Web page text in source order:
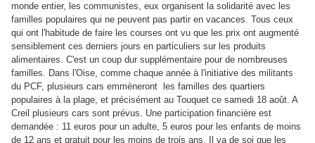
monde entier, les communistes, eux organisent la solidarité avec les
familles populaires qui ne peuvent pas partir en vacances. Tous ceux
qui ont l'habitude de faire les courses ont vu que les prix ont augmenté
sensiblement ces derniers jours en particuliers sur les produits
alimentaires. C'est un coup dur supplémentaire pour de nombreuses
familles. Dans l'Oise, comme chaque année à l'initiative des militants
du PCF, plusieurs cars emmèneront les familles des quartiers
populaires à la plage, et précisément au Touquet ce samedi 18 août. A
Creil plusieurs cars sont prévus. Une participation financière est
demandée : 11 euros pour un adulte, 5 euros pour les enfants de moins
de 12 ans et gratuit pour les moins de trois ans. Il va de soi que les